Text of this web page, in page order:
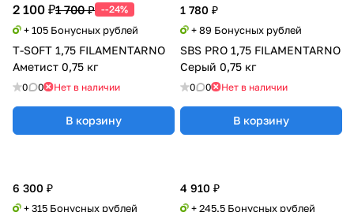
2 100 ₽1 700 ₽ --24%
+ 105 Бонусных рублей
T-SOFT 1,75 FILAMENTARNO
Аметист 0,75 кг
0 0 Нет в наличии
В корзину
1 780 ₽
+ 89 Бонусных рублей
SBS PRO 1,75 FILAMENTARNO
Серый 0,75 кг
0 0 Нет в наличии
В корзину
6 300 ₽
+ 315 Бонусных рублей
4 910 ₽
+ 245.5 Бонусных рублей